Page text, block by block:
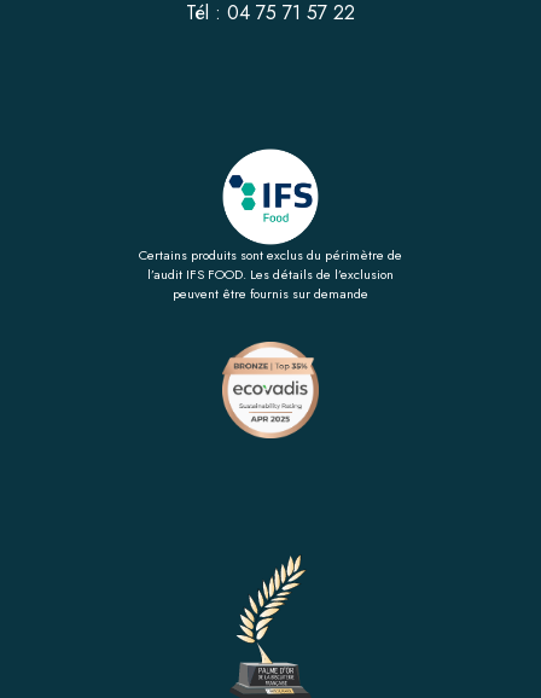
Tél : 04 75 71 57 22
Certains produits sont exclus du périmètre de
l’audit IFS FOOD. Les détails de l’exclusion
peuvent être fournis sur demande